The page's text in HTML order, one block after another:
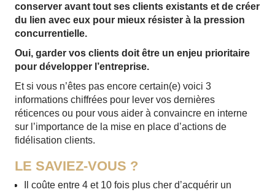
conserver avant tout ses clients existants et de créer
du lien avec eux pour mieux résister à la pression
concurrentielle.
Oui, garder vos clients doit être un enjeu prioritaire
pour développer l’entreprise.
Et si vous n’êtes pas encore certain(e) voici 3
informations chiffrées pour lever vos dernières
réticences ou pour vous aider à convaincre en interne
sur l’importance de la mise en place d’actions de
fidélisation clients.
LE SAVIEZ-VOUS ?
Il coûte entre 4 et 10 fois plus cher d’acquérir un